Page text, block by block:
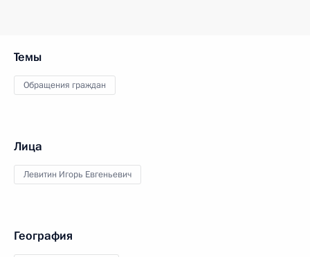
Темы
Обращения граждан
Лица
Левитин Игорь Евгеньевич
География